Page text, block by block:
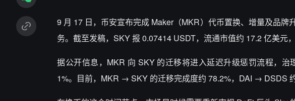
9 月 17 日，币安宣布完成 Maker（MKR）代币置换、增量及品牌
务。截至发稿，SKY报 0.07414 USDT，流通市值约 17.2亿美元
据公开信息， MKR 向 SKY 的迁移将进入延迟升级惩罚流程，治
1%。目前， MKR →SKY 的迁移完成度约78.2%， DAI → DSDS